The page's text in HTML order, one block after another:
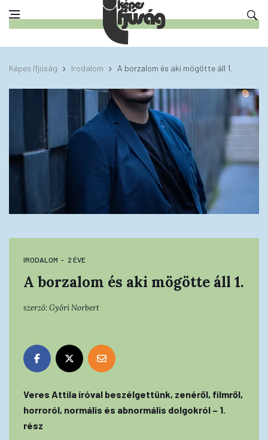
Képes Ifjúság Irodalom A borzalom és aki mögötte áll 1.
IRODALOM 2 ÉVE
A borzalom és aki mögötte áll 1.
szerző:Győri Norbert
Veres Attila íróval beszélgettünk, zenéről, filmről,
horroról, normális és abnormális dolgokról – 1.
rész